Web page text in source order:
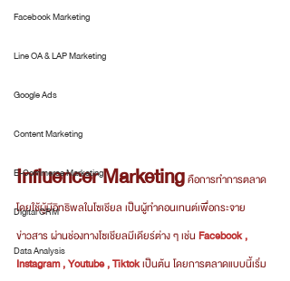
Facebook Marketing
Line OA & LAP Marketing
Google Ads
Content Marketing
E-Commerce Marketing
Digital CRM
Data Analysis
Influencer Marketing คือการทำการตลาด
โดยใช้ผู้มีอิทธิพลในโซเชียล เป็นผู้ทำคอนเทนต์เพื่อกระจาย
ข่าวสาร ผ่านช่องทางโซเชียลมีเดียร์ต่าง ๆ เช่น Facebook ,
Instagram , Youtube , Tiktok เป็นต้น โดยการตลาดแบบนี้เริ่ม